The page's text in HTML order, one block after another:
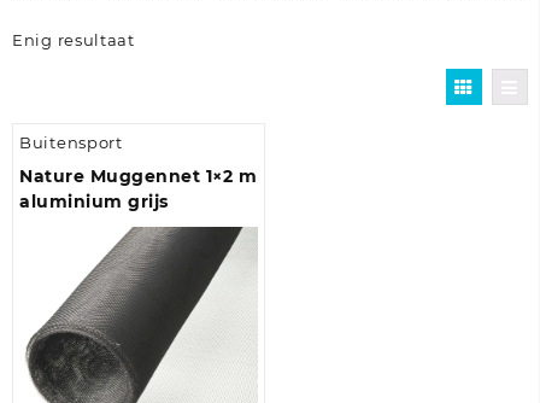
Enig resultaat
Buitensport
Nature Muggennet 1×2 m
aluminium grijs